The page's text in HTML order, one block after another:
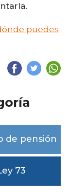
puedes
de pensión
73